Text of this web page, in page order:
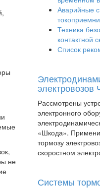
не
Аварийные
Техника
контактной
Список
электровозов
Рассмотрены
электронного
«Шкода».
тормозу
скоростном
Системы